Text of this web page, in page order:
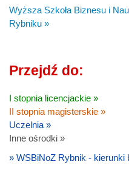
Wyższa Szkoła Biznesu i
Rybniku »
Przejdź do:
I stopnia licencjackie »
II stopnia magisterskie »
Uczelnia »
Inne ośrodki »
» WSBiNoZ Rybnik - kierunki